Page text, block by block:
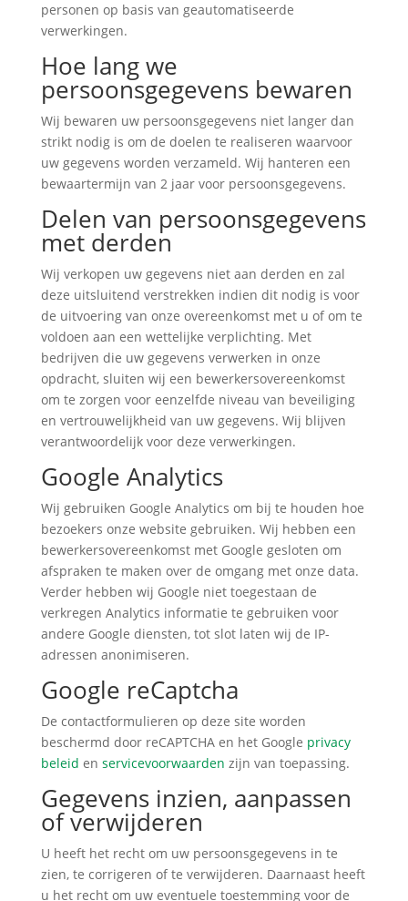
personen op basis van geautomatiseerde
verwerkingen.
Hoe lang we
persoonsgegevens bewaren
Wij bewaren uw persoonsgegevens niet langer dan
strikt nodig is om de doelen te realiseren waarvoor
uw gegevens worden verzameld. Wij hanteren een
bewaartermijn van 2 jaar voor persoonsgegevens.
Delen van persoonsgegevens
met derden
Wij verkopen uw gegevens niet aan derden en zal
deze uitsluitend verstrekken indien dit nodig is voor
de uitvoering van onze overeenkomst met u of om te
voldoen aan een wettelijke verplichting. Met
bedrijven die uw gegevens verwerken in onze
opdracht, sluiten wij een bewerkersovereenkomst
om te zorgen voor eenzelfde niveau van beveiliging
en vertrouwelijkheid van uw gegevens. Wij blijven
verantwoordelijk voor deze verwerkingen.
Google Analytics
Wij gebruiken Google Analytics om bij te houden hoe
bezoekers onze website gebruiken. Wij hebben een
bewerkersovereenkomst met Google gesloten om
afspraken te maken over de omgang met onze data.
Verder hebben wij Google niet toegestaan de
verkregen Analytics informatie te gebruiken voor
andere Google diensten, tot slot laten wij de IP-
adressen anonimiseren.
Google reCaptcha
De contactformulieren op deze site worden
beschermd door reCAPTCHA en het Google privacy
beleid en servicevoorwaarden zijn van toepassing.
Gegevens inzien, aanpassen
of verwijderen
U heeft het recht om uw persoonsgegevens in te
zien, te corrigeren of te verwijderen. Daarnaast heeft
u het recht om uw eventuele toestemming voor de